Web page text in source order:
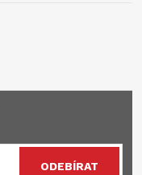
ODEBÍRAT